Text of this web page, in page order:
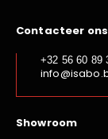
Contacteer ons
+32 56 60 89
Showroom